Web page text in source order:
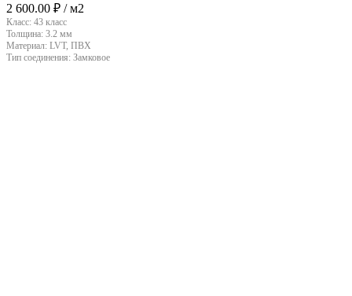
2 600.00 ₽ / м2
Класс: 43 класс
Толщина: 3.2 мм
Материал: LVT, ПВХ
Тип соединения: Замковое